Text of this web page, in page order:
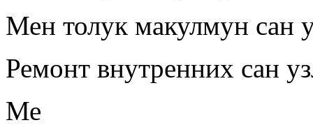
Мен толук макулмун сан
Ремонт внутренних сан
Ме